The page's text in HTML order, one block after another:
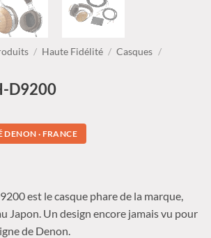
/ Haute Fidélité / Casques /
D9200
DENON · FRANCE
est le casque phare de la marque,
Japon. Un design encore jamais vu pour
de Denon.